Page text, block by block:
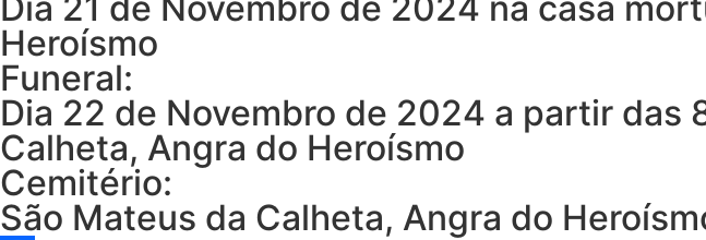
Heroísmo
Funeral:
Dia 22 de Novembro de 2024 a partir das
Calheta, Angra do Heroísmo
Cemitério:
São Mateus da Calheta, Angra do